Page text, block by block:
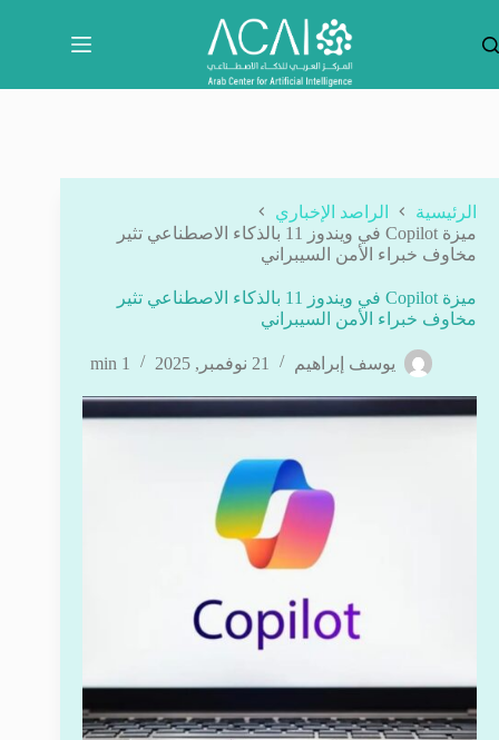
المحتوى
الرئيسية
الراصد الإخباري
ميزة Copilot في ويندوز 11 بالذكاء الاصطناعي تثير
مخاوف خبراء الأمن السيبراني
ميزة Copilot في ويندوز 11 بالذكاء الاصطناعي تثير
مخاوف خبراء الأمن السيبراني
يوسف إبراهيم 21 نوفمبر, 2025 1 min